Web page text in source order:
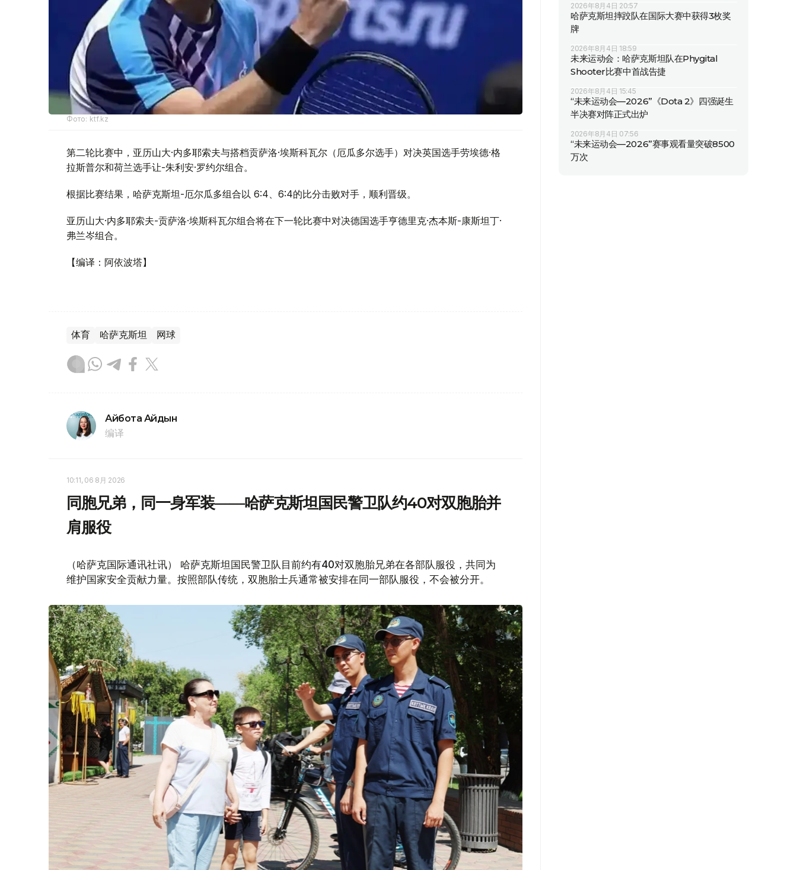
Фото: ktf.kz
第二轮比赛中，亚历山大·内多耶索夫与搭档贡萨洛·埃斯科瓦尔（厄瓜多尔选手）对决英国选手劳埃德·格
拉斯普尔和荷兰选手让-朱利安·罗约尔组合。
根据比赛结果，哈萨克斯坦-厄尔瓜多组合以 6:4、6:4的比分击败对手，顺利晋级。
亚历山大·内多耶索夫-贡萨洛·埃斯科瓦尔组合将在下一轮比赛中对决德国选手亨德里克·杰本斯-康斯坦丁·
弗兰岑组合。
【编译：阿依波塔】
体育 哈萨克斯坦 网球
Айбота Айдын
编译
10:11, 06 8月 2026
同胞兄弟，同一身军装——哈萨克斯坦国民警卫队约40对双胞胎并
肩服役
（哈萨克国际通讯社讯） 哈萨克斯坦国民警卫队目前约有40对双胞胎兄弟在各部队服役，共同为
维护国家安全贡献力量。按照部队传统，双胞胎士兵通常被安排在同一部队服役，不会被分开。
2026年8月4日 20:57
哈萨克斯坦摔跤队在国际大赛中获得3枚奖
牌
2026年8月4日 18:59
未来运动会：哈萨克斯坦队在Phygital
Shooter比赛中首战告捷
2026年8月4日 15:45
“未来运动会—2026”《Dota 2》四强诞生
半决赛对阵正式出炉
2026年8月4日 07:56
“未来运动会—2026”赛事观看量突破8500
万次